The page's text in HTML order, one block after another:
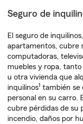
Seguro de
El seguro de
apartamentos, cubre
computadoras,
muebles y ropa,
u otra vivienda que
inquilinos1 también se
personal en su carro.
cubre pérdidas de su
incendio, daños por